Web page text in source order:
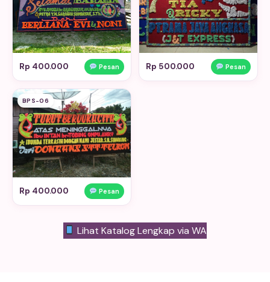
Rp 400.000 Pesan Rp 500.000 Pesan
BPS-06
Rp 400.000 Pesan
Lihat Katalog Lengkap via WA